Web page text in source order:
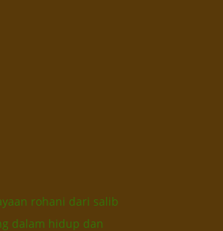
rohani dari salib
dalam hidup dan